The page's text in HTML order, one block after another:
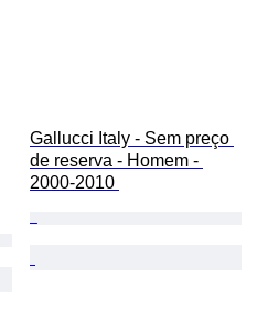
Gallucci Italy - Sem preço
de reserva - Homem -
2000-2010